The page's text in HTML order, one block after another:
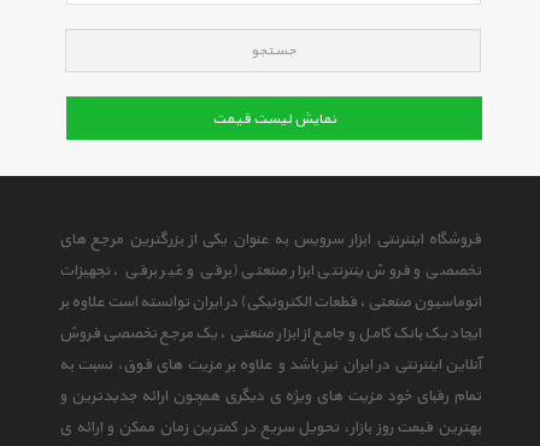
جستجو
نمایش لیست قیمت
فروشگاه اینترنتی ابزار سرویس به عنوان یکی از بزرگترین مرجع های
تخصصی و فروش ینترنتی ابزار صنعتی (برقی و غیر برقی ، تجهیزات
اتوماسیون صنعتی ، قطعات الکترونیکی) در ایران توانسته است علاوه بر
ایجاد یک بانک کامل و جامع از ابزار صنعتی ، یک مرجع تخصصی فروش
آنلاین اینترنتی در ایران نیز باشد و علاوه بر مزیت های فوق، نسبت به
تمام رقبای خود مزیت های ویژه ی دیگری همچون ارائه جدیدترین و
بهترین قیمت روز بازار، تحویل سریع در کمترین زمان ممکن و ارائه ی